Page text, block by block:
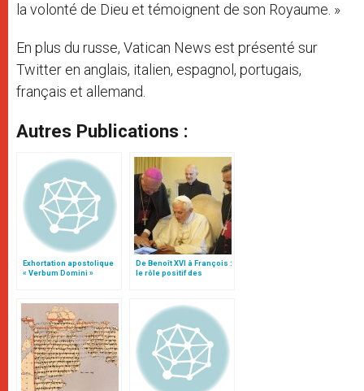
la volonté de Dieu et témoignent de son Royaume. »
En plus du russe, Vatican News est présenté sur
Twitter en anglais, italien, espagnol, portugais,
français et allemand.
Autres Publications :
Exhortation apostolique
« Verbum Domini »
De Benoît XVI à François :
le rôle positif des